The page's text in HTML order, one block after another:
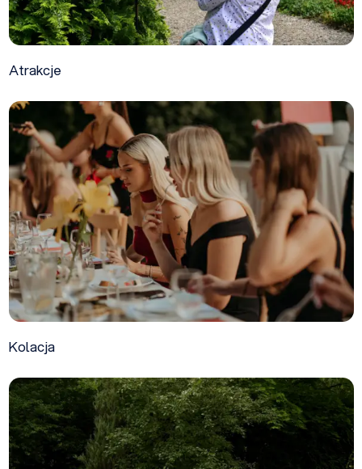
Atrakcje
Kolacja